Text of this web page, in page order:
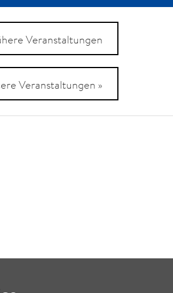
Veranstaltungen
Veranstaltungen »